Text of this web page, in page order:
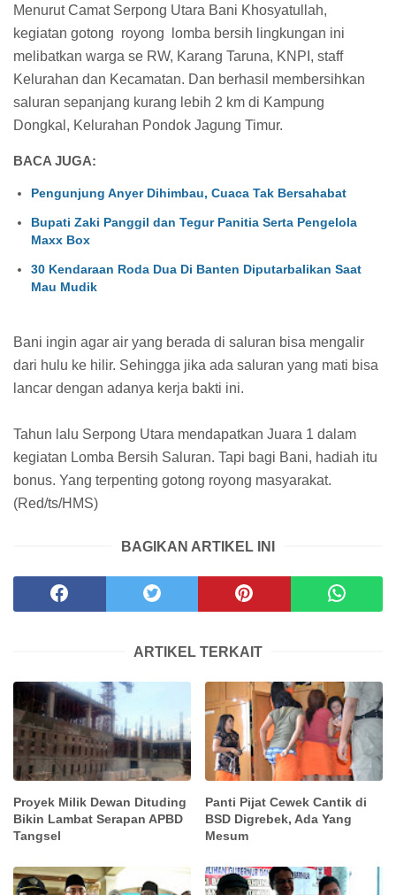
Menurut Camat Serpong Utara Bani Khosyatullah,
kegiatan gotong royong lomba bersih lingkungan ini
melibatkan warga se RW, Karang Taruna, KNPI, staff
Kelurahan dan Kecamatan. Dan berhasil membersihkan
saluran sepanjang kurang lebih 2 km di Kampung
Dongkal, Kelurahan Pondok Jagung Timur.
BACA JUGA:
Pengunjung Anyer Dihimbau, Cuaca Tak Bersahabat
Bupati Zaki Panggil dan Tegur Panitia Serta Pengelola
Maxx Box
30 Kendaraan Roda Dua Di Banten Diputarbalikan Saat
Mau Mudik
Bani ingin agar air yang berada di saluran bisa mengalir
dari hulu ke hilir. Sehingga jika ada saluran yang mati bisa
lancar dengan adanya kerja bakti ini.
Tahun lalu Serpong Utara mendapatkan Juara 1 dalam
kegiatan Lomba Bersih Saluran. Tapi bagi Bani, hadiah itu
bonus. Yang terpenting gotong royong masyarakat.
(Red/ts/HMS)
BAGIKAN ARTIKEL INI
ARTIKEL TERKAIT
Proyek Milik Dewan Dituding
Bikin Lambat Serapan APBD
Tangsel
Panti Pijat Cewek Cantik di
BSD Digrebek, Ada Yang
Mesum